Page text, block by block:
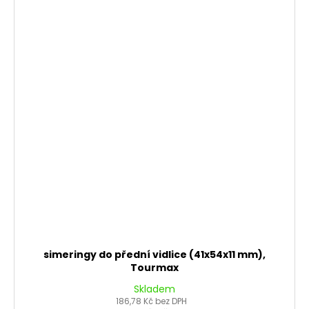
simeringy do přední vidlice (41x54x11 mm),
Tourmax
Skladem
186,78 Kč bez DPH